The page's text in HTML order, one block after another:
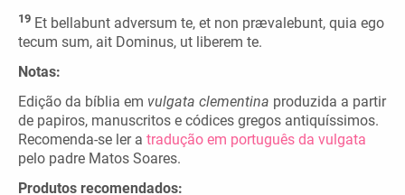
19 Et bellabunt adversum te, et non prævalebunt, quia ego
tecum sum, ait Dominus, ut liberem te.
Notas:
Edição da bíblia em vulgata clementina produzida a partir
de papiros, manuscritos e códices gregos antiquíssimos.
Recomenda-se ler a tradução em português da vulgata
pelo padre Matos Soares.
Produtos recomendados: